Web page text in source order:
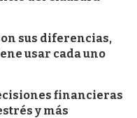
sus diferencias,
usar cada uno
financieras
y más